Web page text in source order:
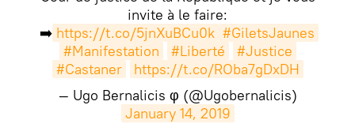
invite à le faire:
➡️ https://t.co/5jnXuBCu0k #GiletsJaunes
#Manifestation
#Liberté
#Justice
#Castaner
https://t.co/ROba7gDxDH
— Ugo Bernalicis φ (@Ugobernalicis)
January 14, 2019